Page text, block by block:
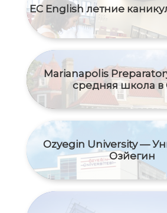
EC English летние
Marianapolis
средняя школа
Ozyegin University —
Озйегин